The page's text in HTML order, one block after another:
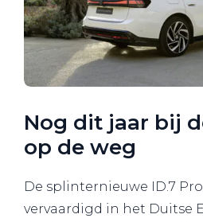
Nog dit jaar bij
op de weg
De splinternieuwe ID.7
vervaardigd in het Duitse